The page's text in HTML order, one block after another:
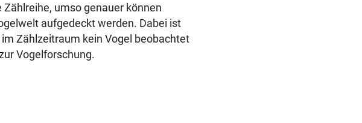
umso genauer können
aufgedeckt werden. Dabei ist
Zählzeitraum kein Vogel beobachtet
Vogelforschung.